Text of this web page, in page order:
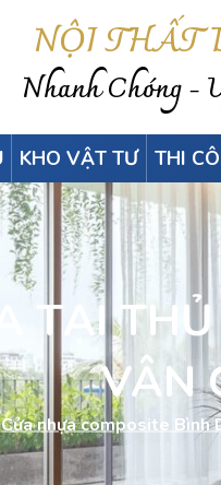
NỘI THẤT
Nhanh Chóng -
KHO VẬT TƯ THI
TẠI
VÂN
Cửa nhựa composite Bình